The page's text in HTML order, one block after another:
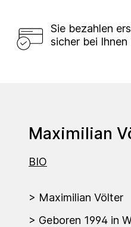
Sie bezahlen
sicher bei
Maximilian
BIO
> Maximilian Völter
> Geboren 1994 in